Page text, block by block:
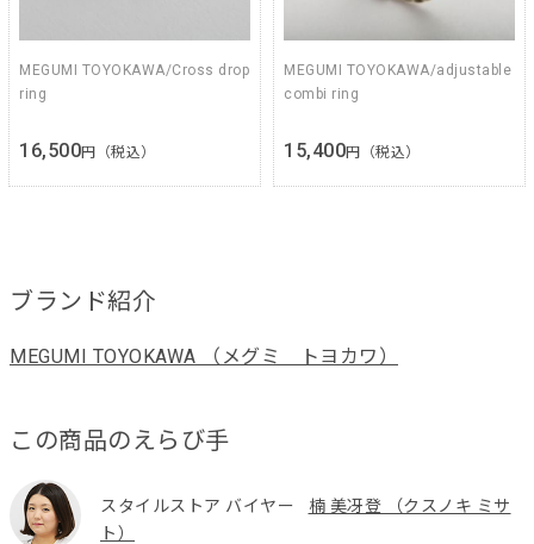
MEGUMI TOYOKAWA/Cross drop
ring
16,500円（税込）
MEGUMI TOYOKAWA/adjustable
combi ring
15,400円（税込）
ブランド紹介
MEGUMI TOYOKAWA （メグミ トヨカワ）
この商品のえらび手
スタイルストア バイヤー
楠 美冴登 （クスノキ ミサ
ト）